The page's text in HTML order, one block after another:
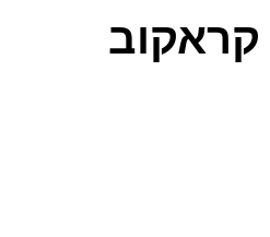
קראקוב